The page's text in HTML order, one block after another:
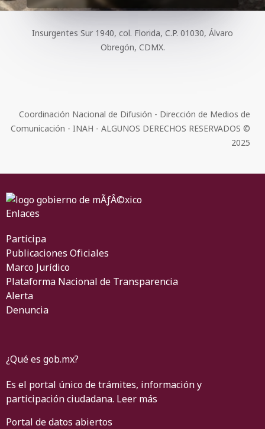
Insurgentes Sur 1940, col. Florida, C.P. 01030, Álvaro
Obregón, CDMX.
Coordinación Nacional de Difusión - Dirección de Medios de
Comunicación - INAH - ALGUNOS DERECHOS RESERVADOS ©
2025
Enlaces
Participa
Publicaciones Oficiales
Marco Jurídico
Plataforma Nacional de Transparencia
Alerta
Denuncia
¿Qué es gob.mx?
Es el portal único de trámites, información y
participación ciudadana. Leer más
Portal de datos abiertos